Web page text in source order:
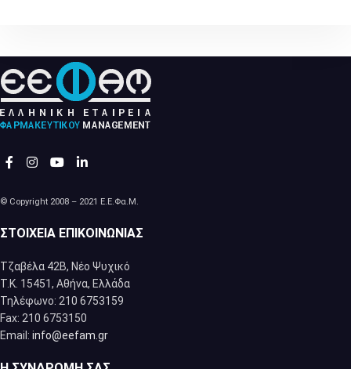
© Copyright 2008 – 2021 Ε.Ε.Φα.Μ.
ΣΤΟΙΧΕΊΑ ΕΠΙΚΟΙΝΩΝΊΑΣ
Τζαβέλα 42Β, Νέο Ψυχικό
Τ.Κ. 15451, Αθήνα, Eλλάδα
Τηλέφωνο: 210 6753159
Fax: 210 6753150
Email: info@eefam.gr